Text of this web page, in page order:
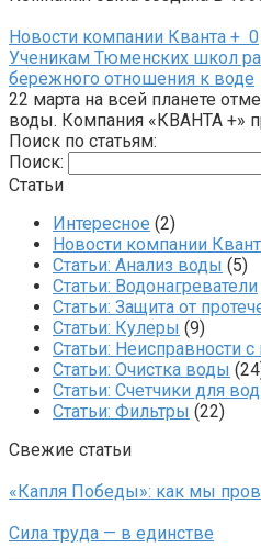
Новости компании Кванта + 0
Ученикам Тюменских школ
бережного отношения к воде
22 марта на всей планете
воды. Компания «КВАНТА +»
Поиск по статьям:
Поиск:
Статьи
Интересное (2)
Новости компании
Статьи: Анализ воды (5)
Статьи: Водонагреватели
Статьи: Защита от
Статьи: Кулеры (9)
Статьи: Неисправности
Статьи: Очистка воды
Статьи: Счетчики для
Статьи: Фильтры (22)
Свежие статьи
«Капля Победы»: как мы
Сила труда — в единстве